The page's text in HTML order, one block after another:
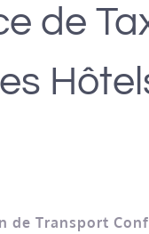
de
de Transport